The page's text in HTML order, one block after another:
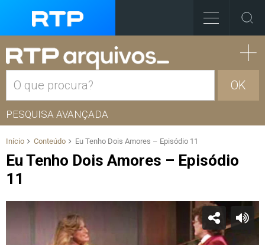
OK
PESQUISA AVANÇADA
Início Conteúdo Eu Tenho Dois Amores – Episódio 11
Eu Tenho Dois Amores – Episódio
11